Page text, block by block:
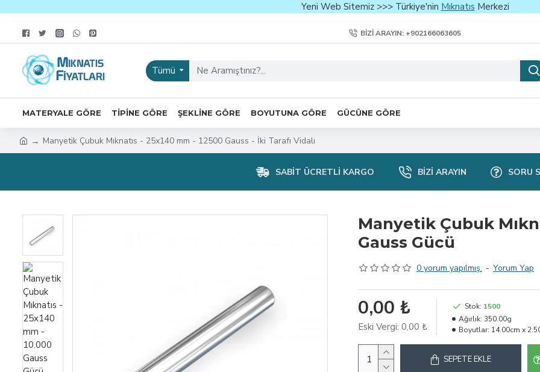
Yeni Web Sitemiz >>> Türkiye'nin Mıknatıs Merkezi
BIZI ARAYIN: +902166063605
Tümü
MATERYALE GÖRE TIPINE GÖRE ŞEKLINE GÖRE BOYUTUNA GÖRE GÜCÜNE GÖRE
Manyetik Çubuk Mıknatıs - 25x140 mm - 12500 Gauss - İki Tarafı Vidalı
SABIT ÜCRETLI KARGO BIZI ARAYIN SORU
Manyetik Çubuk
Gauss Gücü
0 yorum yapılmış. - Yorum Yap
0,00 ₺
Eski Vergi: 0,00 ₺
Stok: 1500
Ağırlık: 350.00g
Boyutlar: 14.00cm x
SEPETE EKLE